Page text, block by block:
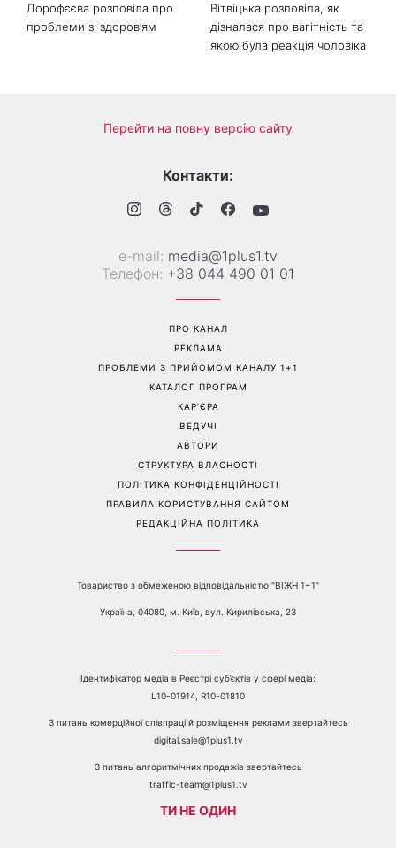
Дорофєєва розповіла про
проблеми зі здоров’ям
Вітвіцька розповіла, як
дізналася про вагітність та
якою була реакція чоловіка
Перейти на повну версію сайту
Контакти:
е-mail: media@1plus1.tv
Телефон: +38 044 490 01 01
ПРО КАНАЛ
РЕКЛАМА
ПРОБЛЕМИ З ПРИЙОМОМ КАНАЛУ 1+1
КАТАЛОГ ПРОГРАМ
КАР’ЄРА
ВЕДУЧІ
АВТОРИ
СТРУКТУРА ВЛАСНОСТІ
ПОЛІТИКА КОНФІДЕНЦІЙНОСТІ
ПРАВИЛА КОРИСТУВАННЯ САЙТОМ
РЕДАКЦІЙНА ПОЛІТИКА
Товариство з обмеженою відповідальністю "ВІЖН 1+1"
Україна, 04080, м. Київ, вул. Кирилівська, 23
Ідентифікатор медіа в Реєстрі суб’єктів у сфері медіа:
L10-01914, R10-01810
З питань комерційної співпраці й розміщення реклами звертайтесь
digital.sale@1plus1.tv
З питань алгоритмічних продажів звертайтесь
traffic-team@1plus1.tv
ТИ НЕ ОДИН